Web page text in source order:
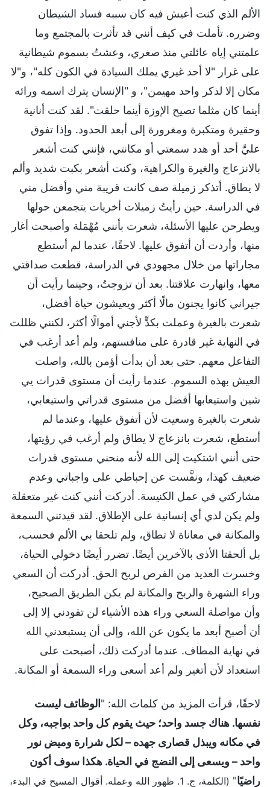
الألم الذي كنت أعيش فيه كان سببه فساد الشيطان
وضرره. تأملت في كيف أنني قد تأثرت بالمجتمع وما
علمتني إياه عائلتي منذ صغري، وعشتُ بسموم شيطانية
على غرار "لا أحد غيري يملك السيادة في الكون كله"، و"لا
مكان إلا لذكر واحد مهيمن"، و "الإنسان يترك اسمه ورائه
أينما كان مثلما تصيح الإوزة أينما حلقت". لقد كنت أنانية
وحقيرة ومتكبرة ومغرورة إلى أبعد الحدود. وإذا تفوق
عليَّ أحد أو هدد سمعتي أو مكانتي، فإنني كنت أشعر
بالانزعاج والغيرة والكراهية، وكنت أشعر بكبت شديد وألم
لا يطاق. أتذكر زميلة صف كانت قريبة مني وأفضل مني
في الدراسة. حين رأيتُ زميلات أخريات يتجمعن حولها
ويطرحن عليها الأسئلة، شعرت بأنني مُهْمَلة وأصبحت أغار
منها، وأردت أن أتفوق عليها. لاحقًا، عندما لم أستطع
مجاراتها من خلال مجهودي في الدراسة، قطعت صداقتي
معها، وانهارت علاقتنا. بعد أن تزوجتُ، وحينما رأيت أن
جيراني كانوا يجنون مالًا أكثر ويعيشون حياة أفضل،
شعرت بالغيرة وعملت بكدٍّ لأجني أموالًا أكثر، لكنني ظللت
في النهاية غير قادرة على منافستهم، ولم أعد أرغب في
التفاعل معهم. حتى بعد أن بدأت أؤمن بالله، واصلت
العيش بهذه السموم. عندما رأيت أن مستوى قدرات يي
شين واستيعابها أفضل من مستوى قدراتي واستيعابي،
شعرت بالغيرة وسعيت لأن أتفوق عليها، وعندما لم
أستطع، شعرت بانزعاج لا يطاق ولم أرغب في رؤيتها،
حتى أنني اشتكيت إلى الله لأنه منحني مستوى قدرات
ضعيف كهذا، ونفَّست عن إحباطي على واجباتي وعدم
مشاركتي في عمل الكنيسة. أدركت أنني كنت غير متعقلة
ولم يكن لدي أي إنسانية على الإطلاق. لقد قيدتني السمعة
والمكانة في معاناة لا تطاق، ولم تلحقا بي الألم فحسب،
بل ألحقتا الأذى بالآخرين أيضًا. تضرر أيضًا دخولي الحياة،
وخسرت العديد من الفرص لربح الحق. أدركت أن السعي
وراء الشهرة والربح والمكانة لم يكن الطريق الصحيح،
وأن مواصلة السعي وراء هذه الأشياء لن تقودني إلا إلى
أن أصبح أبعد ما يكون عن الله، وإلى أن يستبعدني الله
في نهاية المطاف. عندما أدركت ذلك، أصبحت على
استعداد لأن أتغير ولم أعد أسعى وراء السمعة أو المكانة.
لاحقًا، قرأت المزيد من كلمات الله: "الوظائف ليست
نفسها. هناك جسد واحد؛ حيث يقوم كل واحد بواجبه، وكل
في مكانه ويبذل قصارى جهده – لكل شرارة وميض نور
واحد – ويسعى إلى النضج في الحياة. هكذا سوف أكون
راضيًا"
(الكلمة، ج. 1. ظهور الله وعمله. أقوال المسيح في البدء،